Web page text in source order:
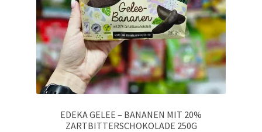
EDEKA GELEE – BANANEN MIT 20%
ZARTBITTERSCHOKOLADE 250G